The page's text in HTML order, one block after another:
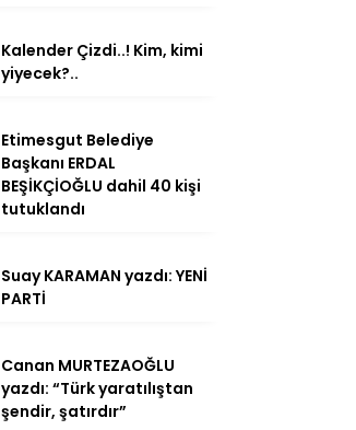
Kalender Çizdi..! Kim, kimi
yiyecek?..
Etimesgut Belediye
Başkanı ERDAL
BEŞİKÇİOĞLU dahil 40 kişi
tutuklandı
Suay KARAMAN yazdı: YENİ
PARTİ
Canan MURTEZAOĞLU
yazdı: “Türk yaratılıştan
şendir, şatırdır”